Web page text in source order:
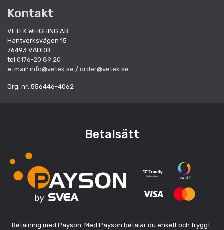
Kontakt
VETEK WEIGHING AB
Hantverksvägen 15
76493 VÄDDÖ
tel 0176-20 89 20
e-mail: info@vetek.se / order@vetek.se
Org. nr: 556446-4062
Betalsätt
Betalning med Payson. Med Payson betalar du enkelt och tryggt.